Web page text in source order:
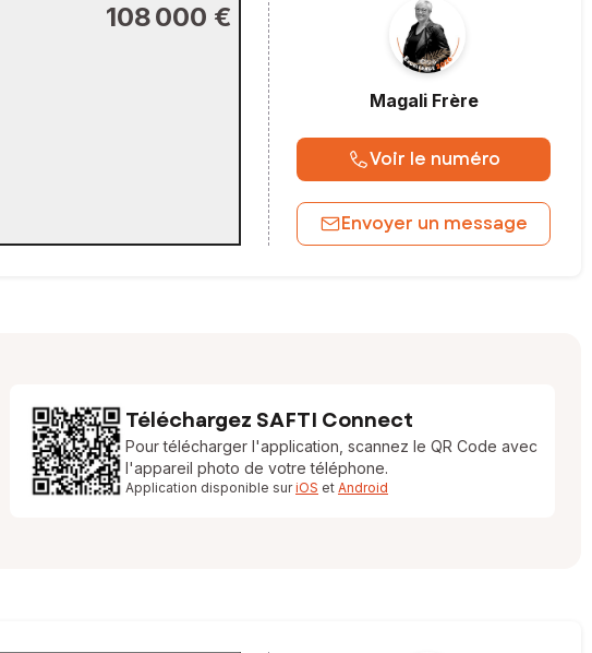
108 000 €
Magali Frère
Voir le numéro
Envoyer un message
Téléchargez SAFTI Connect
Pour télécharger l'application, scannez le QR Code avec
l'appareil photo de votre téléphone.
Application disponible suriOS et Android